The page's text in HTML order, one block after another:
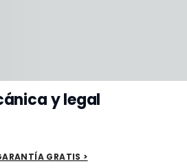
y legal
GRATIS >